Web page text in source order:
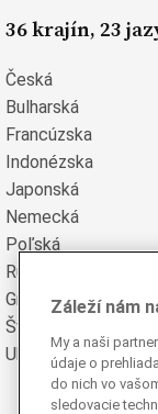
36 krajín, 23
Česká
Bulharská
Francúzska
Indonézska
Japonská
Nemecká
Poľská
Rumunská
Grécka
Švédska
Ukrajinská
Záleží nám
My a naši
údaje o
do nich vo
sledovacie